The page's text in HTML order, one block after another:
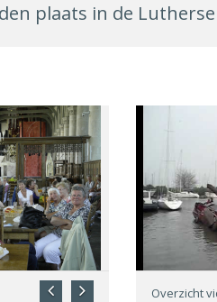
plaats in de
Overzicht